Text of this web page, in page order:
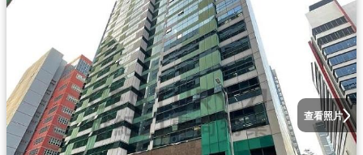
查看照片